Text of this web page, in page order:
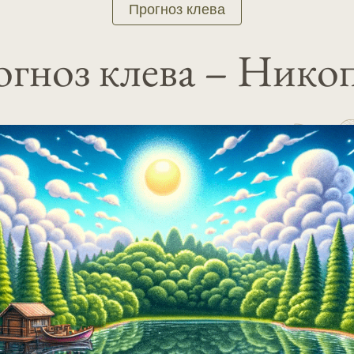
Прогноз клева
клева –